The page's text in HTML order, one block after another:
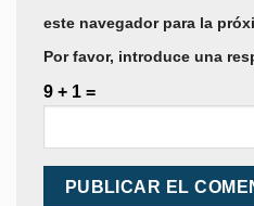
este navegador para la
Por favor, introduce una
9 + 1 =